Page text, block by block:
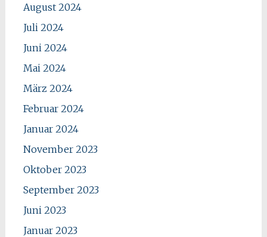
August 2024
Juli 2024
Juni 2024
Mai 2024
März 2024
Februar 2024
Januar 2024
November 2023
Oktober 2023
September 2023
Juni 2023
Januar 2023